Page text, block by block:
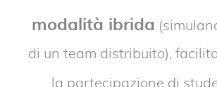
modalità ibrida
di un team distribuito),
la partecipazione di